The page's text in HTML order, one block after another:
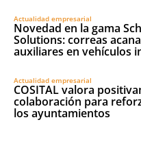
Actualidad empresarial
Novedad en la gama
Solutions: correas
auxiliares en vehículos
Actualidad empresarial
COSITAL valora
colaboración para
los ayuntamientos